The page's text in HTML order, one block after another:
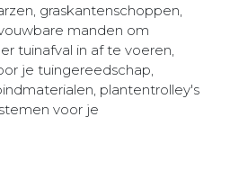
graskantenschoppen,
manden om
tuinafval in af te voeren,
je tuingereedschap,
plantentrolley's
voor je